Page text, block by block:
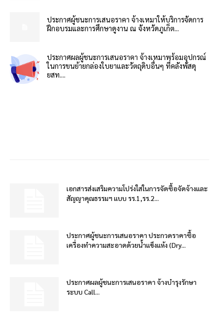
ประกาศผู้ชนะการเสนอราคา จ้างเหมาให้บริการจัดการ
ฝึกอบรมและการศึกษาดูงาน ณ จังหวัดภูเก็ต...
ประกาศผลผู้ชนะการเสนอราคา จ้างเหมาพร้อมอุปกรณ์
ในการขนย้ายกล่องใบยาและวัตถุดิบอื่นๆ ที่คลังพัสดุ
ยสท....
เอกสารส่งเสริมความโปร่งใสในการจัดซื้อจัดจ้างและ
สัญญาคุณธรรมฯ แบบ รร.1,รร.2...
ประกาศผู้ชนะการเสนอราคา ประกวดราคาซื้อ
เครื่องทำความสะอาดด้วยน้ำแข็งแห้ง (Dry...
ประกาศผลผู้ชนะการเสนอราคา จ้างบำรุงรักษา
ระบบ Call...